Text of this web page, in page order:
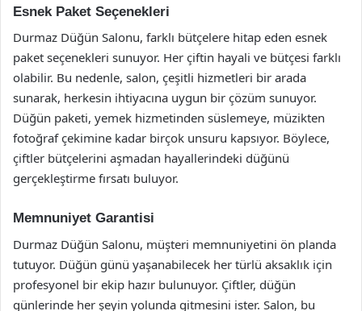
Esnek Paket Seçenekleri
Durmaz Düğün Salonu, farklı bütçelere hitap eden esnek
paket seçenekleri sunuyor. Her çiftin hayali ve bütçesi farklı
olabilir. Bu nedenle, salon, çeşitli hizmetleri bir arada
sunarak, herkesin ihtiyacına uygun bir çözüm sunuyor.
Düğün paketi, yemek hizmetinden süslemeye, müzikten
fotoğraf çekimine kadar birçok unsuru kapsıyor. Böylece,
çiftler bütçelerini aşmadan hayallerindeki düğünü
gerçekleştirme fırsatı buluyor.
Memnuniyet Garantisi
Durmaz Düğün Salonu, müşteri memnuniyetini ön planda
tutuyor. Düğün günü yaşanabilecek her türlü aksaklık için
profesyonel bir ekip hazır bulunuyor. Çiftler, düğün
günlerinde her şeyin yolunda gitmesini ister. Salon, bu